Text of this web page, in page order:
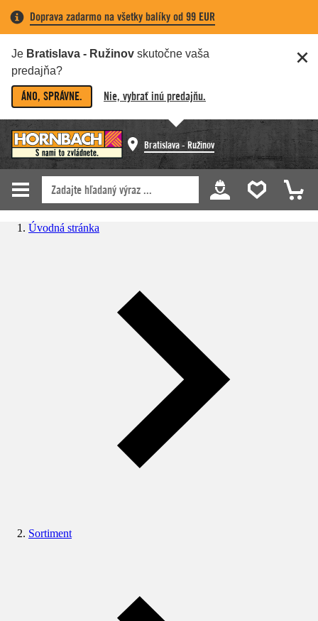
Doprava zadarmo na všetky balíky od 99 EUR
Je Bratislava - Ružinov skutočne vaša
predajňa?
ÁNO, SPRÁVNE. Nie, vybrať inú predajňu.
Bratislava - Ružinov
Úvodná stránka
Sortiment